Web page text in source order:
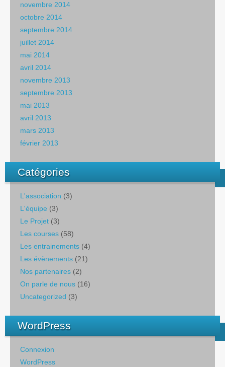
novembre 2014
octobre 2014
septembre 2014
juillet 2014
mai 2014
avril 2014
novembre 2013
septembre 2013
mai 2013
avril 2013
mars 2013
février 2013
Catégories
L'association (3)
L'équipe (3)
Le Projet (3)
Les courses (58)
Les entrainements (4)
Les évènements (21)
Nos partenaires (2)
On parle de nous (16)
Uncategorized (3)
WordPress
Connexion
WordPress